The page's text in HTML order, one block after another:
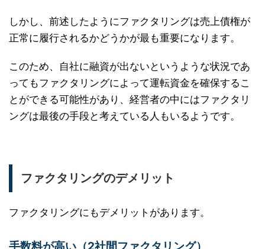
しかし、前述したようにファクタリングは売上債権が
正常に履行されるかどうかが最も重要になります。
このため、自社に融資が出ないというような状況であ
ってもファクタリングによって運転資金を確保するこ
とができる可能性があり、経営者の中にはファクタリ
ングは最後の手段と考えている人もいるようです。
ファクタリングのデメリット
ファクタリングにもデメリットがあります。